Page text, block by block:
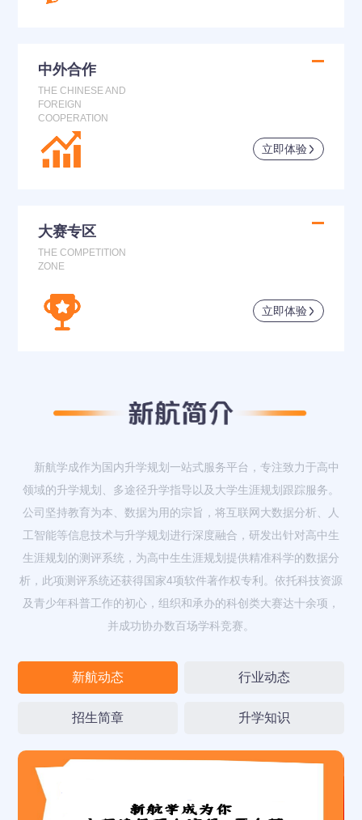
中外合作
THE CHINESE AND
FOREIGN
COOPERATION
立即体验
大赛专区
THE COMPETITION
ZONE
立即体验
新航学成作为国内升学规划一站式服务平台，专注致力于高中
领域的升学规划、多途径升学指导以及大学生涯规划跟踪服务。
公司坚持教育为本、数据为用的宗旨，将互联网大数据分析、人
工智能等信息技术与升学规划进行深度融合，研发出针对高中生
生涯规划的测评系统，为高中生生涯规划提供精准科学的数据分
析，此项测评系统还获得国家4项软件著作权专利。依托科技资源
及青少年科普工作的初心，组织和承办的科创类大赛达十余项，
并成功协办数百场学科竞赛。
新航动态 行业动态
招生简章 升学知识